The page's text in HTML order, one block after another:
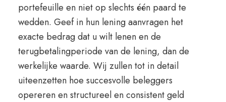
portefeuille en niet op slechts één paard te
wedden. Geef in hun lening aanvragen het
exacte bedrag dat u wilt lenen en de
terugbetalingperiode van de lening, dan de
werkelijke waarde. Wij zullen tot in detail
uiteenzetten hoe succesvolle beleggers
opereren en structureel en consistent geld